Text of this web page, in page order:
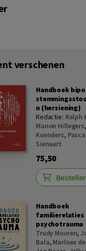
verschenen
Handboek
n (herziening)
Redactie: Ralph
Manon Hillegers,
Koenders,
Sienaert
75,50
Handboek
familierelaties
psychotrauma
Trudy Mooren,
Bala, Marloes